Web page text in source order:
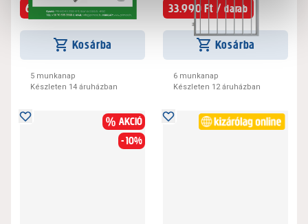
6.999 Ft /darab
Kosárba
5 munkanap
Készleten 14 áruházban
33.990 Ft / darab
Kosárba
6 munkanap
Készleten 12 áruházban
AKCIÓ
- 10%